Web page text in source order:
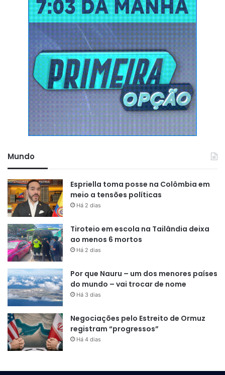
Mundo
Espriella toma posse na Colômbia em
meio a tensões políticas
Há 2 dias
Tiroteio em escola na Tailândia deixa
ao menos 6 mortos
Há 2 dias
Por que Nauru – um dos menores países
do mundo – vai trocar de nome
Há 3 dias
Negociações pelo Estreito de Ormuz
registram “progressos”
Há 4 dias